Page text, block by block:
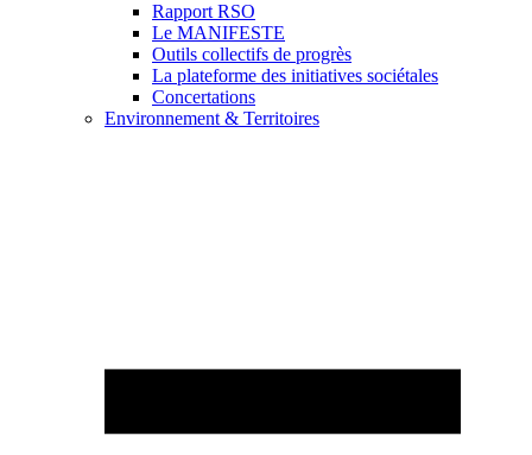
Rapport RSO
Le MANIFESTE
Outils collectifs de progrès
La plateforme des initiatives sociétales
Concertations
Environnement & Territoires